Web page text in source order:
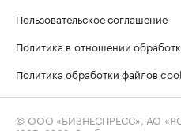
Пользовательское соглашение
Политика в отношении
Политика обработки файлов
© ООО «БИЗНЕСПРЕСС», АО